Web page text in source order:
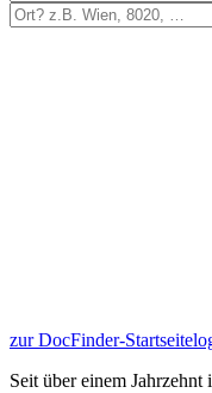
zur DocFinder-Startseite
Seit über einem